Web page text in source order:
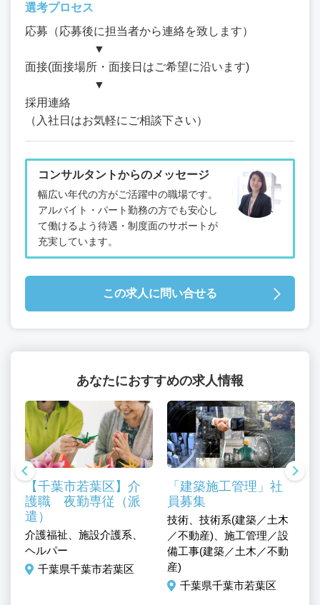
選考プロセス
応募（応募後に担当者から連絡を致します）
▼
面接(面接場所・面接日はご希望に沿います)
▼
採用連絡
（入社日はお気軽にご相談下さい）
コンサルタントからのメッセージ
幅広い年代の方がご活躍中の職場です。
アルバイト・パート勤務の方でも安心し
て働けるよう待遇・制度面のサポートが
充実しています。
この求人に問い合せる
あなたにおすすめの求人情報
【千葉市若葉区】介
護職 夜勤専従（派
遣）
介護福祉、施設介護系、
ヘルパー
千葉県千葉市若葉区
「建築施工管理」社
員募集
技術、技術系(建築／土木
／不動産)、施工管理／設
備工事(建築／土木／不動
産)
千葉県千葉市若葉区